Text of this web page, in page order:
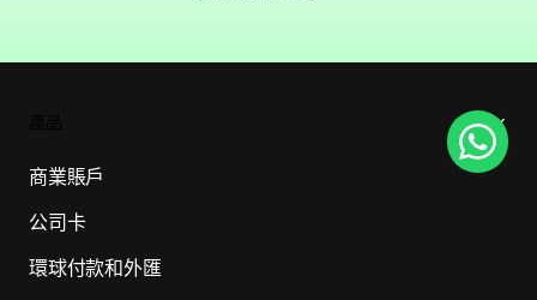
商業賬戶
公司卡
環球付款和外匯